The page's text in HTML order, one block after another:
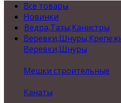
Все товары
Новинки
Ведра,Тазы,Канистры
Веревки,Шнуры
Мешки строительные
Канаты